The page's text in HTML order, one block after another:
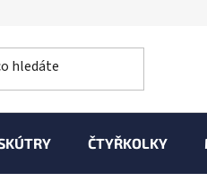
ČTYŘKOLKY